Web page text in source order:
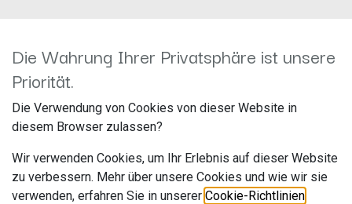
Rückfahrkamera Fiat Doblo
2010-2021/Opel Combo 2011-
2018 771000-6069
Die Wahrung Ihrer Privatsphäre ist unsere
Priorität.
Die Verwendung von Cookies von dieser Website in
diesem Browser zulassen?
Wir verwenden Cookies, um Ihr Erlebnis auf dieser Website
zu verbessern. Mehr über unsere Cookies und wie wir sie
verwenden, erfahren Sie in unserer Cookie-Richtlinien